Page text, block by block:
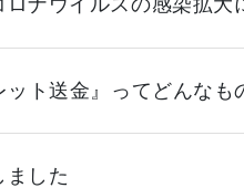
ナウイルスの感染拡大
ト送金』ってどんなも
ました